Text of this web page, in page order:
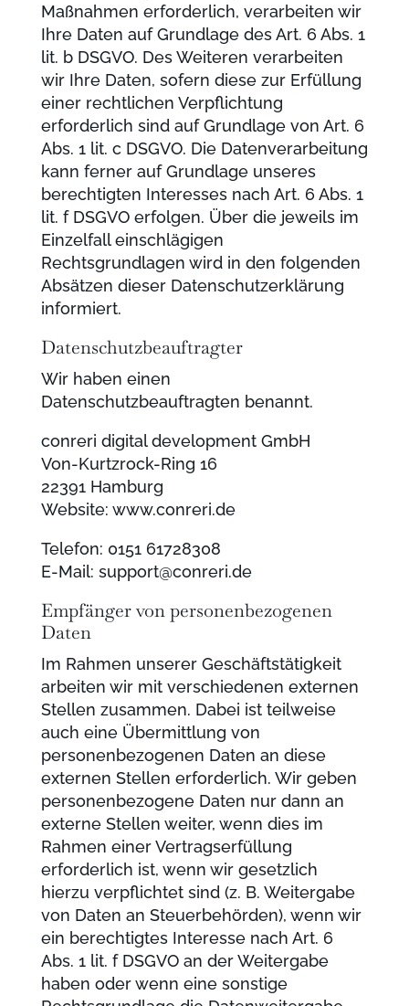
Maßnahmen erforderlich, verarbeiten wir
Ihre Daten auf Grundlage des Art. 6 Abs. 1
lit. b DSGVO. Des Weiteren verarbeiten
wir Ihre Daten, sofern diese zur Erfüllung
einer rechtlichen Verpflichtung
erforderlich sind auf Grundlage von Art. 6
Abs. 1 lit. c DSGVO. Die Datenverarbeitung
kann ferner auf Grundlage unseres
berechtigten Interesses nach Art. 6 Abs. 1
lit. f DSGVO erfolgen. Über die jeweils im
Einzelfall einschlägigen
Rechtsgrundlagen wird in den folgenden
Absätzen dieser Datenschutzerklärung
informiert.
Datenschutz­beauftragter
Wir haben einen
Datenschutzbeauftragten benannt.
conreri digital development GmbH
Von-Kurtzrock-Ring 16
22391 Hamburg
Website: www.conreri.de
Telefon: 0151 61728308
E-Mail: support@conreri.de
Empfänger von personenbezogenen
Daten
Im Rahmen unserer Geschäftstätigkeit
arbeiten wir mit verschiedenen externen
Stellen zusammen. Dabei ist teilweise
auch eine Übermittlung von
personenbezogenen Daten an diese
externen Stellen erforderlich. Wir geben
personenbezogene Daten nur dann an
externe Stellen weiter, wenn dies im
Rahmen einer Vertragserfüllung
erforderlich ist, wenn wir gesetzlich
hierzu verpflichtet sind (z. B. Weitergabe
von Daten an Steuerbehörden), wenn wir
ein berechtigtes Interesse nach Art. 6
Abs. 1 lit. f DSGVO an der Weitergabe
haben oder wenn eine sonstige